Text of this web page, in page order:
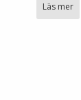
Läs mer